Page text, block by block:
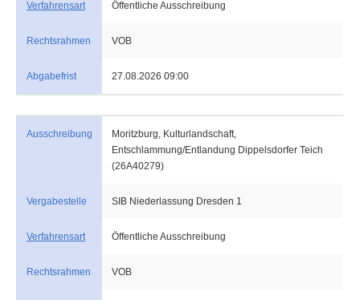
Verfahrensart Öffentliche Ausschreibung
Rechtsrahmen VOB
Abgabefrist 27.08.2026 09:00
Ausschreibung
Moritzburg, Kulturlandschaft,
Entschlammung/Entlandung Dippelsdorfer Teich
(26A40279)
Vergabestelle SIB Niederlassung Dresden 1
Verfahrensart Öffentliche Ausschreibung
Rechtsrahmen VOB